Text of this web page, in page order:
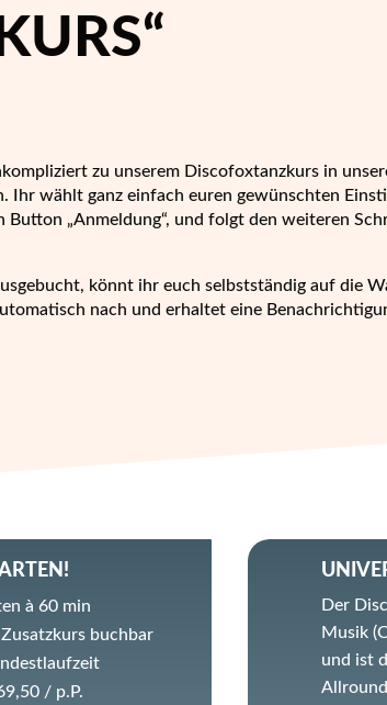
zu unserem Discofoxtanzkurs in
Ihr wählt ganz einfach euren gewünschten
Button „Anmeldung“, und folgt den weiteren
könnt ihr euch selbstständig auf die
nach und erhaltet eine
à 60 min
buchbar
/ p.P.
Der
Musik
und ist